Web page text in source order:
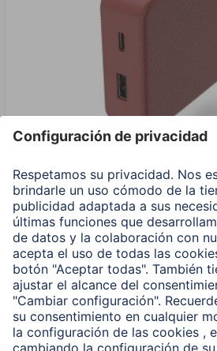
Hama Power Pack "Color 10",
USB-C, USB-A, Rojo
00201714
Variantes: Tono del Color (3) &
19,99 EUR